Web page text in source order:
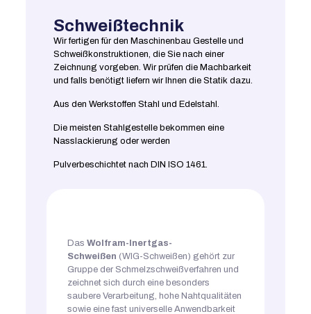
Schweißtechnik
Wir fertigen für den Maschinenbau Gestelle und
Schweißkonstruktionen, die Sie nach einer
Zeichnung vorgeben. Wir prüfen die Machbarkeit
undfalls benötigt liefern wir Ihnen die Statik dazu.
Aus den Werkstoffen Stahl und Edelstahl.
Die meisten Stahlgestelle bekommen eine
Nasslackierung oder werden
Pulverbeschichtet nach DIN ISO 1461.
Das Wolfram-Inertgas-
Schweißen (WIG-Schweißen) gehört zur
Gruppe der Schmelzschweißverfahren und
zeichnet sich durch eine besonders
saubere Verarbeitung, hohe Nahtqualitäten
sowie eine fast universelle Anwendbarkeit